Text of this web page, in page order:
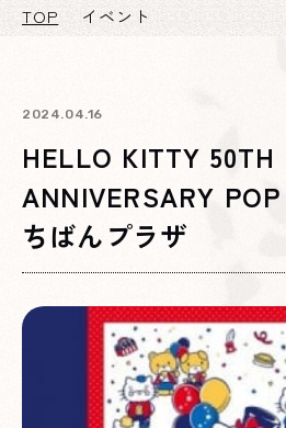
TOP イベント
2024.04.16
HELLO KITTY 50TH
ANNIVERSARY
ちばんプラザ